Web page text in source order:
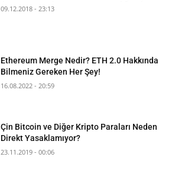
09.12.2018 - 23:13
Ethereum Merge Nedir? ETH 2.0 Hakkında
Bilmeniz Gereken Her Şey!
16.08.2022 - 20:59
Çin Bitcoin ve Diğer Kripto Paraları Neden
Direkt Yasaklamıyor?
23.11.2019 - 00:06